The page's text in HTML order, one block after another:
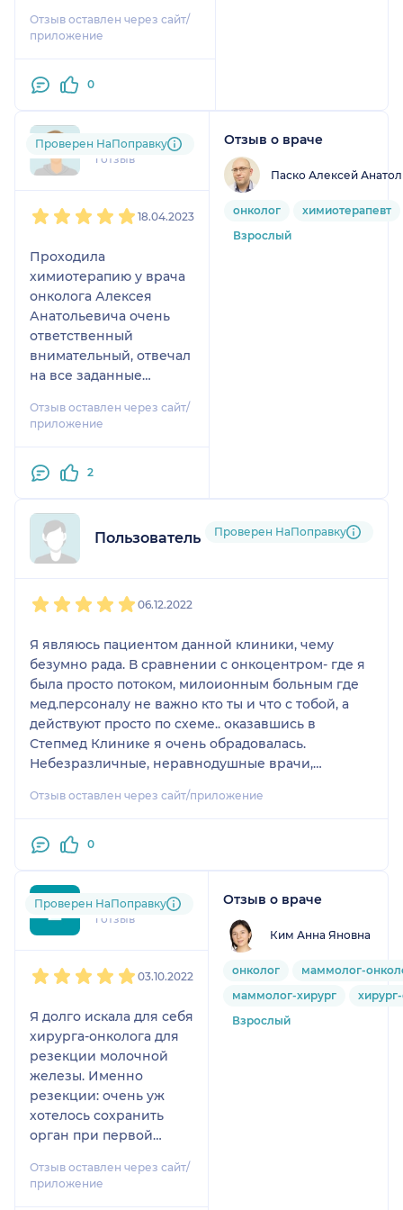
Чувствую себя в
надежных
руках!!!
Отзыв оставлен через сайт/
приложение
0
flo....@....com
1 отзыв
Проверен НаПоправку
18.04.2023
Проходила
химиотерапию у врача
онколога Алексея
Анатольевича очень
ответственный
внимательный, отвечал
на все заданные
Хочу сказать большое
спасибо за ваш труд
Отзыв оставлен через сайт/
приложение
2
Отзыв о враче
Паско Алексей
онколог
химиотерапевт
Взрослый
Пользователь НаПоправку
Проверен НаПоправку
06.12.2022
Я являюсь пациентом данной клиники, чему
безумно рада. В сравнении с онкоцентром- где я
была просто потоком, милоионным больным где
мед.персоналу не важно кто ты и что с тобой, а
действуют просто по схеме.. оказавшись в
Степмед Клинике я очень обрадовалась.
Небезразличные, неравнодушные врачи,
пациенткой. Это счастье проходить лечение в
Отзыв оставлен через сайт/приложение
0
Елена
1 отзыв
Проверен НаПоправку
03.10.2022
Я долго искала для себя
хирурга-онколога для
резекции молочной
железы. Именно
резекции: очень уж
хотелось сохранить
орган при первой
Общение со
специалистами до
Отзыв оставлен через сайт/
приложение
Отзыв о враче
Ким Анна Яновна
онколог
маммолог-
маммолог-хирург
Взрослый